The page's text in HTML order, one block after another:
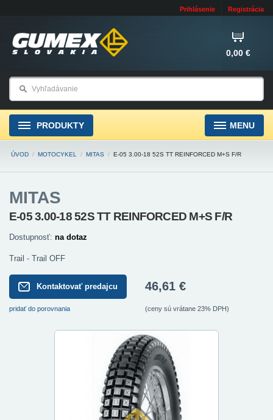
Prihlásenie Registrácia
0,00 €
PRODUKTY MENU
ÚVOD / MOTOCYKEL / MITAS / E-05 3.00-18 52S TT REINFORCED M+S F/R
MITAS
E-05 3.00-18 52S TT REINFORCED M+S F/R
Dostupnosť: na dotaz
Trail - Trail OFF
Kontaktovať predajcu
pridať do porovnania
46,61 €
(ceny sú vrátane 23% DPH)